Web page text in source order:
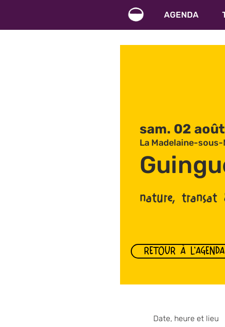
AGENDA
sam. 02 août
La Madelaine-
nature, transat
Date, heure et lieu
RETOUR À L'AGENDA